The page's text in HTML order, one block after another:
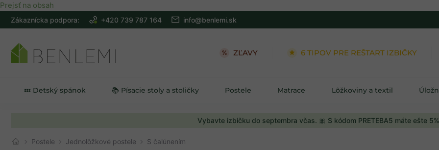
Prejsť na obsah
Vybavte izbičku do septembra včas. 🎀 S kódom PRETEBA5 máte ešte
Zákaznícka podpora: +420 739 787 164 info@benlemi.sk
ZĽAVY 6 TIPOV PRE REŠTART IZBIČKY
💤 Detský spánok 📚 Písacie stoly a stoličky Postele Matrace Lôžkoviny a textil
Postele Jednolôžkové postele S čalúnením